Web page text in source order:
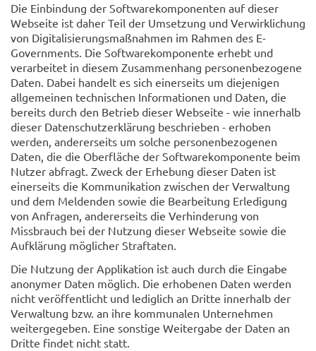
Die Einbindung der Softwarekomponenten auf dieser
Webseite ist daher Teil der Umsetzung und Verwirklichung
von Digitalisierungsmaßnahmen im Rahmen des E-
Governments. Die Softwarekomponente erhebt und
verarbeitet in diesem Zusammenhang personenbezogene
Daten. Dabei handelt es sich einerseits um diejenigen
allgemeinen technischen Informationen und Daten, die
bereits durch den Betrieb dieser Webseite - wie innerhalb
dieser Datenschutzerklärung beschrieben - erhoben
werden, andererseits um solche personenbezogenen
Daten, die die Oberfläche der Softwarekomponente beim
Nutzer abfragt. Zweck der Erhebung dieser Daten ist
einerseits die Kommunikation zwischen der Verwaltung
und dem Meldenden sowie die Bearbeitung Erledigung
von Anfragen, andererseits die Verhinderung von
Missbrauch bei der Nutzung dieser Webseite sowie die
Aufklärung möglicher Straftaten.
Die Nutzung der Applikation ist auch durch die Eingabe
anonymer Daten möglich. Die erhobenen Daten werden
nicht veröffentlicht und lediglich an Dritte innerhalb der
Verwaltung bzw. an ihre kommunalen Unternehmen
weitergegeben. Eine sonstige Weitergabe der Daten an
Dritte findet nicht statt.